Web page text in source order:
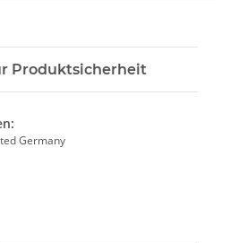
Produktsicherheit
Germany